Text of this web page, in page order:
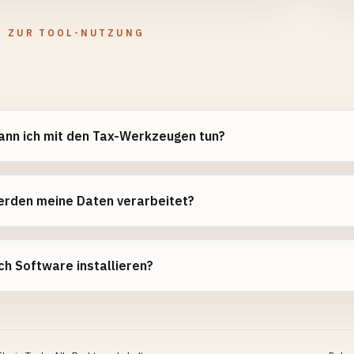
ZUR TOOL-NUTZUNG
ich mit den Tax-Werkzeugen tun?
meine Daten verarbeitet?
Software installieren?